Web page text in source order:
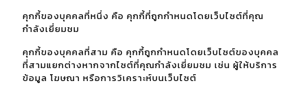
คุกกี้ของบุคคลที่หนึ่ง คือ คุกกี้ที่ถูกกำหนดโดยเว็บไซต์ที่คุณ
กำลังเยี่ยมชม
คุกกี้ของบุคคลที่สาม คือ คุกกี้ถูกกำหนดโดยเว็บไซต์ของบุคคล
ที่สามแยกต่างหากจากไซต์ที่คุณกำลังเยี่ยมชม เช่น ผู้ให้บริการ
ข้อมูล โฆษณา หรือการวิเคราะห์บนเว็บไซต์